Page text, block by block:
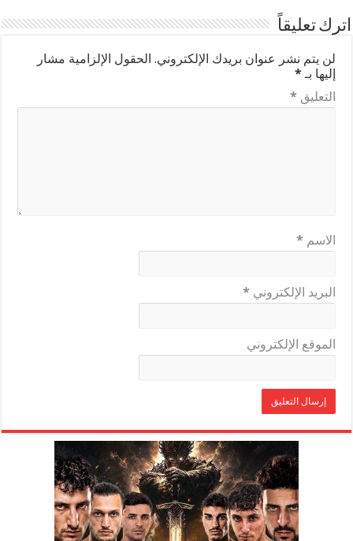
اترك تعليقاً
لن يتم نشر عنوان بريدك الإلكتروني. الحقول الإلزامية مشار
إليها بـ*
التعليق *
الاسم *
البريد الإلكتروني *
الموقع الإلكتروني